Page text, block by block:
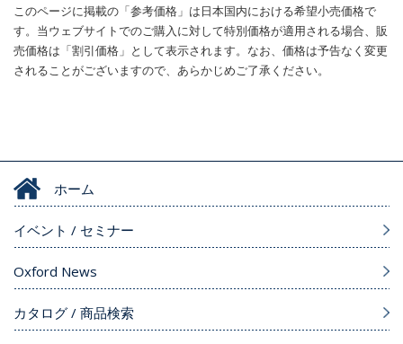
このページに掲載の「参考価格」は日本国内における希望小売価格で
す。当ウェブサイトでのご購入に対して特別価格が適用される場合、販
売価格は「割引価格」として表示されます。なお、価格は予告なく変更
されることがございますので、あらかじめご了承ください。
ホーム
イベント / セミナー
Oxford News
カタログ / 商品検索